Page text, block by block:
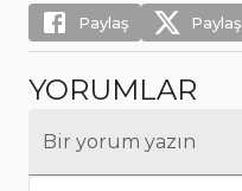
Paylaş Paylaş
YORUMLAR
Bir yorum yazın